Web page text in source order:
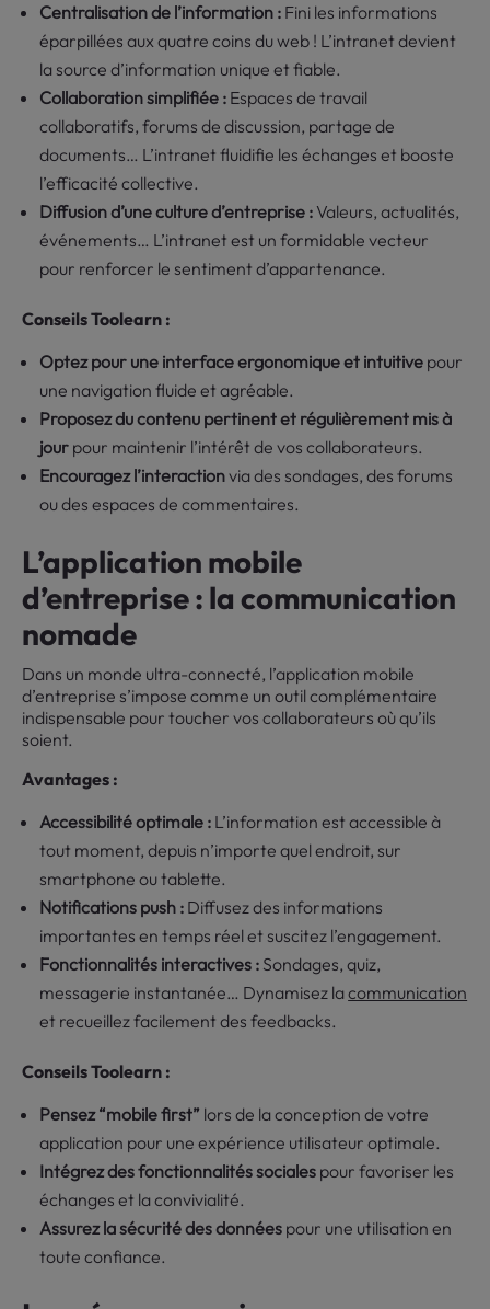
Centralisation de l’information : Fini les informations
éparpillées aux quatre coins du web ! L’intranet devient
la source d’information unique et fiable.
Collaboration simplifiée : Espaces de travail
collaboratifs, forums de discussion, partage de
documents… L’intranet fluidifie les échanges et booste
l’efficacité collective.
Diffusion d’une culture d’entreprise : Valeurs, actualités,
événements… L’intranet est un formidable vecteur
pour renforcer le sentiment d’appartenance.
Conseils Toolearn :
Optez pour une interface ergonomique et intuitive pour
une navigation fluide et agréable.
Proposez du contenu pertinent et régulièrement mis à
jour pour maintenir l’intérêt de vos collaborateurs.
Encouragez l’interactionvia des sondages, des forums
ou des espaces de commentaires.
L’application mobile
d’entreprise : la communication
nomade
Dans un monde ultra-connecté, l’application mobile
d’entreprise s’impose comme un outil complémentaire
indispensable pour toucher vos collaborateurs où qu’ils
soient.
Avantages :
Accessibilité optimale : L’information est accessible à
tout moment, depuis n’importe quel endroit, sur
smartphone ou tablette.
Notifications push : Diffusez des informations
importantes en temps réel et suscitez l’engagement.
Fonctionnalités interactives : Sondages, quiz,
messagerie instantanée… Dynamisez lacommunication
et recueillez facilement des feedbacks.
Conseils Toolearn :
Pensez “mobile first” lors de la conception de votre
application pour une expérience utilisateur optimale.
Intégrez des fonctionnalités sociales pour favoriser les
échanges et la convivialité.
Assurez la sécurité des données pour une utilisation en
toute confiance.